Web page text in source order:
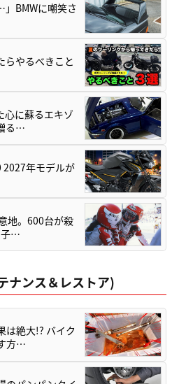
」BMWに嘲笑さ
らやるべきこと
心に蘇るエキゾ
る…
2027年モデルが
地。600台が殺
子…
ナンス＆レストア)
は絶大!? バイク
方…